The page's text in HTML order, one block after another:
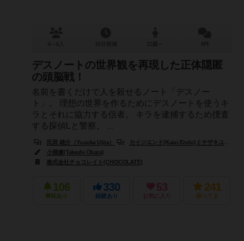
デスノートの世界観を再現した正体隠匿
の頭脳戦！
名前を書くだけで人を殺せるノート「デスノー
ト」。 理想の世界を作るためにデスノートを使うキ
ラとそれに協力する信者。 キラを逮捕するため捜査
する探偵Lと警察。 ...
氏田 雄介（Yusuke Ujita） カイジエンド(Kaizi Endo)ミヤザキユウ(Yuu Miyazaki)
小畑健(Takeshi Obata)
株式会社チョコレイト(CHOCOLATE)
106
興味あり
330
経験あり
53
お気に入り
241
持ってる